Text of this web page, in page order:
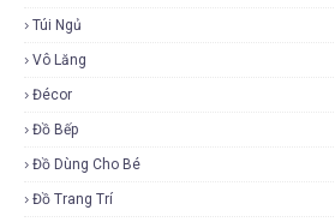
Túi Ngủ
Vô Lăng
Đécor
Đồ Bếp
Đồ Dùng Cho Bé
Đồ Trang Trí